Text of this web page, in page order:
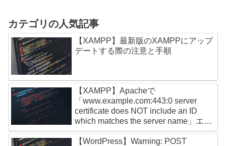
カテゴリの人気記事
【XAMPP】最新版のXAMPPにアップ
デートする際の注意と手順
【XAMPP】Apacheで
「www.example.com:443:0 server
certificate does NOT include an ID
which matches the server name」エラ
ー
【WordPress】Warning: POST